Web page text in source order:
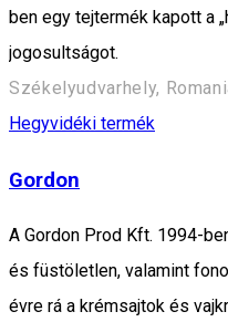
ben egy tejtermék kapott a
jogosultságot.
Székelyudvarhely,
Hegyvidéki termék
Gordon
A Gordon Prod Kft. 1994-
és füstöletlen, valamint
évre rá a krémsajtok és